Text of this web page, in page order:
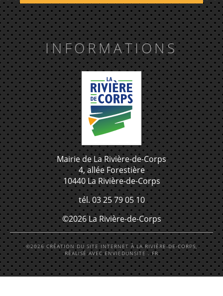
INFORMATIONS
Mairie de La Rivière-de-Corps
4, allée Forestière
10440 La Rivière-de-Corps
tél. 03 25 79 05 10
©2026 La Rivière-de-Corps
©2026 CRÉATION DU SITE INTERNET À LA RIVIÈRE-DE-CORPS,
RÉALISÉ AVEC ENVIEDUNSITE . FR